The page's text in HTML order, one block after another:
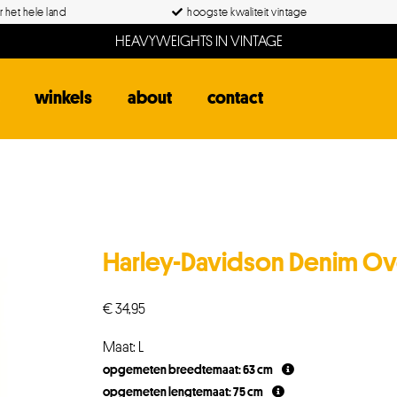
het hele land hoogste kwaliteit vintage
HEAVYWEIGHTS IN VINTAGE
winkels about contact
Harley-Davidson Denim
€34,95
Maat: L
opgemeten breedtemaat: 63 cm
opgemeten lengtemaat: 75 cm